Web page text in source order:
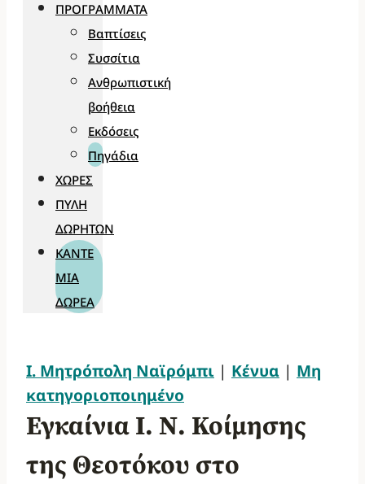
ΠΡΟΓΡΆΜΜΑΤΑ
Βαπτίσεις
Συσσίτια
Ανθρωπιστική
βοήθεια
Εκδόσεις
Πηγάδια
ΧΏΡΕΣ
ΠΎΛΗ
ΔΩΡΗΤΏΝ
ΚΆΝΤΕ
ΜΊΑ
ΔΩΡΕΆ
Ι. Μητρόπολη Ναϊρόμπι | Κένυα | Μη
κατηγοριοποιημένο
Εγκαίνια Ι. Ν. Κοίμησης
της Θεοτόκου στο